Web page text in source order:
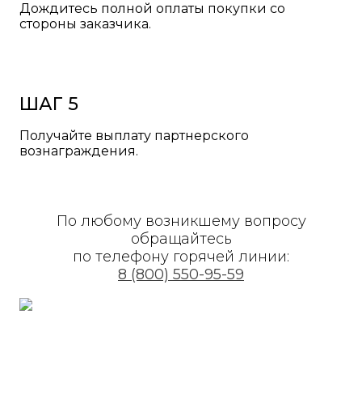
Дождитесь полной оплаты покупки со
стороны заказчика.
ШАГ 5
Получайте выплату партнерского
вознаграждения.
По любому возникшему вопросу
обращайтесь
по телефону горячей линии:
8 (800) 550-95-59